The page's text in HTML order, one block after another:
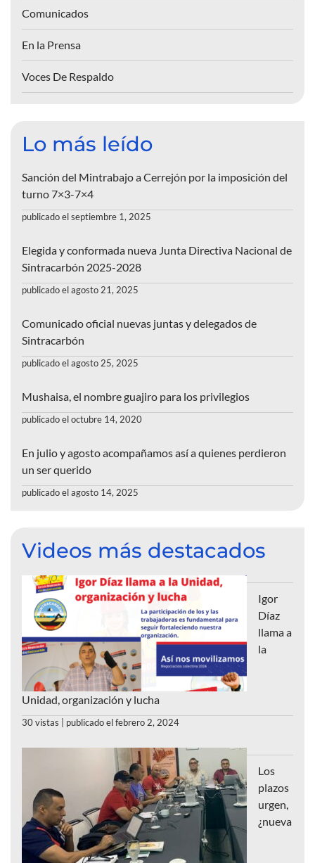
Comunicados
En la Prensa
Voces De Respaldo
Lo más leído
Sanción del Mintrabajo a Cerrejón por la imposición del
turno 7×3-7×4
publicado el septiembre 1, 2025
Elegida y conformada nueva Junta Directiva Nacional de
Sintracarbón 2025-2028
publicado el agosto 21, 2025
Comunicado oficial nuevas juntas y delegados de
Sintracarbón
publicado el agosto 25, 2025
Mushaisa, el nombre guajiro para los privilegios
publicado el octubre 14, 2020
En julio y agosto acompañamos así a quienes perdieron
un ser querido
publicado el agosto 14, 2025
Videos más destacados
Igor
Díaz
llama a
la
Unidad, organización y lucha
30 vistas publicado el febrero 2, 2024
Los
plazos
urgen,
¿nueva